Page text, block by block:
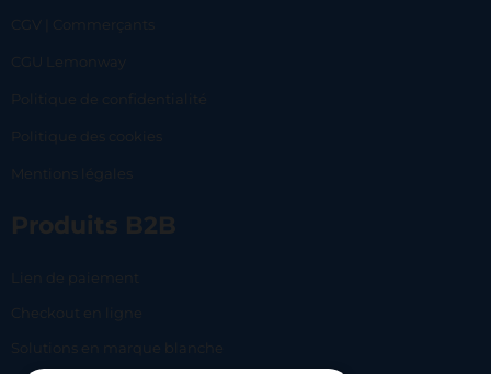
CGV | Commerçants
CGU Lemonway
Politique de confidentialité
Politique des cookies
Mentions légales
Produits B2B
Lien de paiement
Checkout en ligne
Solutions en marque blanche